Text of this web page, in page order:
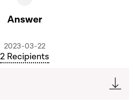
Answer
2023-03-22
2 Recipients